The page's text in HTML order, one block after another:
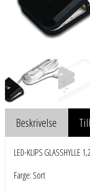
Beskrivelse
LED-KLIPS GLASSHYLLE
Farge: Sort